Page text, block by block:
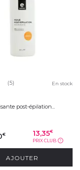
(5) En stock
post-épilation...
€ 13,35€
PRIX CLUB ?
AJOUTER